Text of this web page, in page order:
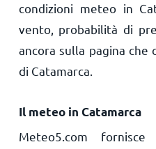
condizioni meteo in
vento, probabilità di
ancora sulla pagina
di Catamarca.
Il meteo in Catamarca
Meteo5.com